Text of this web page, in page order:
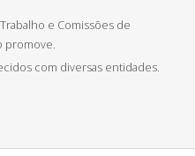
e Comissões de
promove.
com diversas entidades.